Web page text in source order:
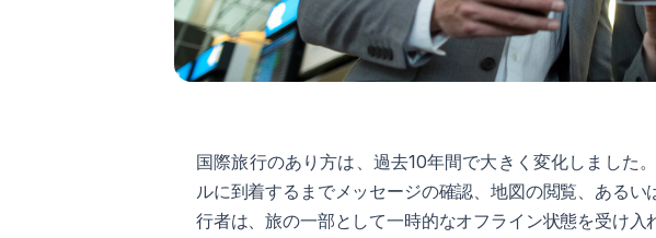
国際旅行のあり方は、過去10年間で大きく変化しました
ルに到着するまでメッセージの確認、地図の閲覧、ある
行者は、旅の一部として一時的なオフライン状態を受け